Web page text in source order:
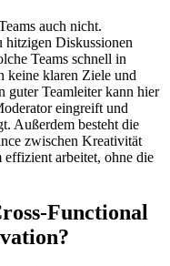
auch nicht.
hitzigen Diskussionen
Teams schnell in
keine klaren Ziele und
guter Teamleiter kann hier
eingreift und
Außerdem besteht die
zwischen Kreativität
effizient arbeitet, ohne die
Functional